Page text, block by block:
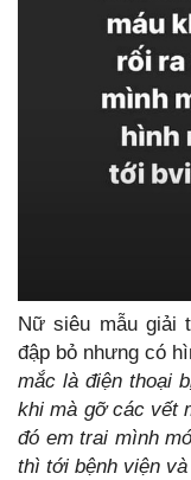
Nữ siêu mẫu giải
đập bỏ nhưng có
mắc là điện thoại
khi mà gỡ các vết
đó em trai mình
thì tới bệnh viện